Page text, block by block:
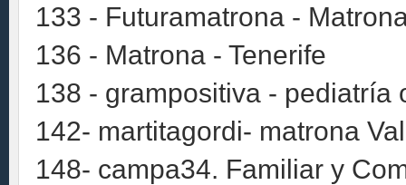
133 - Futuramatrona -
136 - Matrona - Tenerife
138 - grampositiva - pediatría
142- martitagordi- matrona
148- campa34. Familiar y